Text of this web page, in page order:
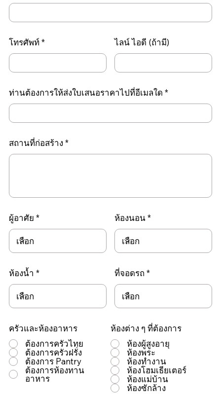
โทรศัพท์ ไลน์ ไอดี (ถ้ามี)
ท่านต้องการให้ส่งใบเสนอราคาไปที่อีเมลใด
สถานที่ก่อสร้าง
ผู้อาศัย ห้องนอน
ห้องน้ำ
ครัวและห้องอาหาร
ต้องการครัวไทย
ต้องการครัวฝรั่ง
ต้องการ Pantry
ต้องการห้องทาน
อาหาร
ที่จอดรถ
ห้องต่าง ๆ ที่ต้องการ
ห้องผู้สูงอายุ
ห้องพระ
ห้องทำงาน
ห้องโฮมเธียเตอร์
ห้องแม่บ้าน
ห้องซักล้าง